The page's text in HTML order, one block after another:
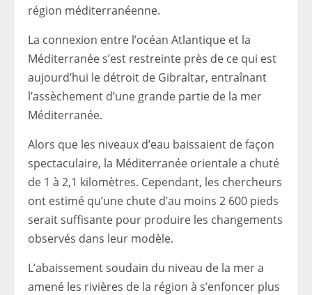
région méditerranéenne.
La connexion entre l’océan Atlantique et la
Méditerranée s’est restreinte près de ce qui est
aujourd’hui le détroit de Gibraltar, entraînant
l’assèchement d’une grande partie de la mer
Méditerranée.
Alors que les niveaux d’eau baissaient de façon
spectaculaire, la Méditerranée orientale a chuté
de 1 à 2,1 kilomètres. Cependant, les chercheurs
ont estimé qu’une chute d’au moins 2 600 pieds
serait suffisante pour produire les changements
observés dans leur modèle.
L’abaissement soudain du niveau de la mer a
amené les rivières de la région à s’enfoncer plus